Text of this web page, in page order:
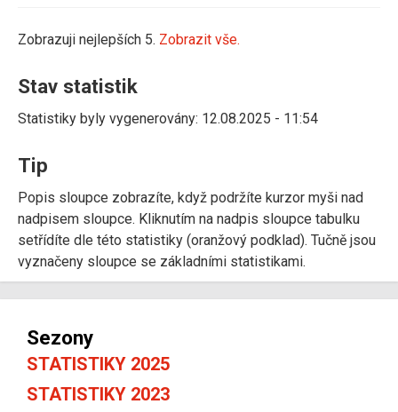
Zobrazuji nejlepších 5. Zobrazit vše.
Stav statistik
Statistiky byly vygenerovány: 12.08.2025 - 11:54
Tip
Popis sloupce zobrazíte, když podržíte kurzor myši nad
nadpisem sloupce. Kliknutím na nadpis sloupce tabulku
setřídíte dle této statistiky (oranžový podklad). Tučně jsou
vyznačeny sloupce se základními statistikami.
Sezony
STATISTIKY 2025
STATISTIKY 2023